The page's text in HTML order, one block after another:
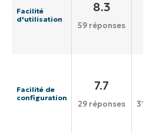
Facilité
d'utilisation
8.3
59 réponses
Facilité de
configuration
7.7
29 réponses